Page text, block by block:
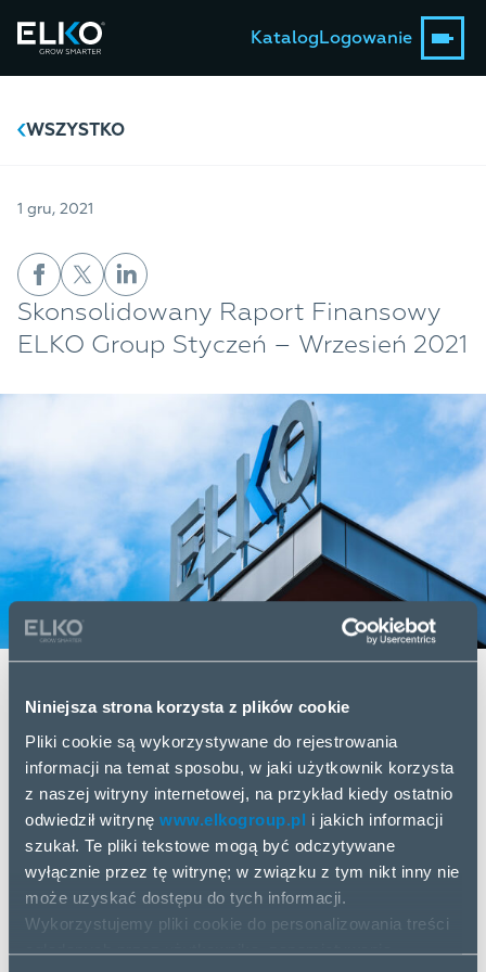
Niniejsza strona korzysta z plików cookie
Pliki cookie są wykorzystywane do rejestrowania
informacji na temat sposobu, w jaki użytkownik korzysta
z naszej witryny internetowej, na przykład kiedy ostatnio
odwiedził witrynę www.elkogroup.pl i jakich informacji
szukał. Te pliki tekstowe mogą być odczytywane
wyłącznie przez tę witrynę; w związku z tym nikt inny nie
może uzyskać dostępu do tych informacji.
Wykorzystujemy pliki cookie do personalizowania treści
oglądanych przez użytkownika, zapamiętywania
KatalogLogowanie
WSZYSTKO
1 gru, 2021
Skonsolidowany Raport Finansowy
ELKO Group Styczeń – Wrzesień 2021
Akciju Sabiedrība ELKO Grupa
Niezbadane skonsolidowane
sprawozdanie finansowe
Za 9 miesięcy zakończonych 30
września 2021 r.
Załamanie łańcucha dostaw, przerwy w produkcji,